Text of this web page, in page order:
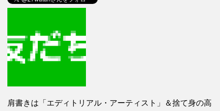
肩書きは「エディトリアル・アーティスト」＆捨て身の高